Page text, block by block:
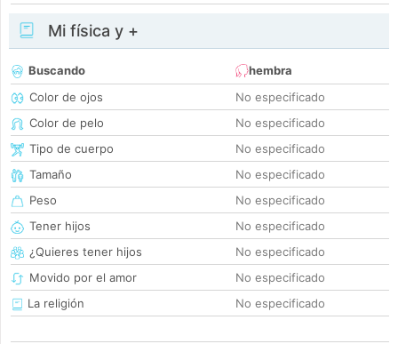
Mi física y +
Buscando
hembra
Color de ojos
No especificado
Color de pelo
No especificado
Tipo de cuerpo
No especificado
Tamaño
No especificado
Peso
No especificado
Tener hijos
No especificado
¿Quieres tener hijos
No especificado
Movido por el amor
No especificado
La religión
No especificado